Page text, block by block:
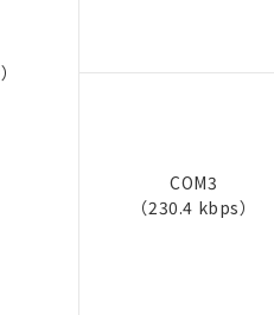
COM3
（230.4 kbps）